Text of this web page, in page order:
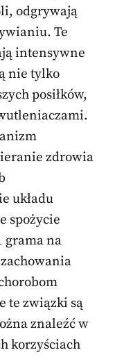
odgrywają
Te
intensywne
nie tylko
posiłków,
zdrowia
układu
spożycie
grama na
te związki są
znaleźć w
korzyściach